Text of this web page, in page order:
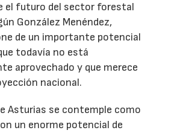
el futuro del sector forestal
González Menéndez,
de un importante potencial
todavía no está
aprovechado y que merece
nacional.
Asturias se contemple como
un enorme potencial de